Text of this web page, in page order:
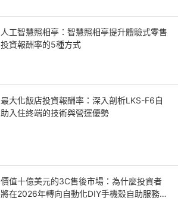
人工智慧照相亭：智慧照相亭提升體驗式零售
投資報酬率的5種方式
最大化飯店投資報酬率：深入剖析LKS-F6自
助入住終端的技術與營運優勢
價值十億美元的3C售後市場：為什麼投資者
將在2026年轉向自動化DIY手機殼自助服務終